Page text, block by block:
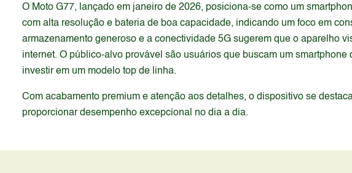
O Moto G77, lançado em janeiro de 2026, posiciona-se como um
com alta resolução e bateria de boa capacidade, indicando um foco em
armazenamento generoso e a conectividade 5G sugerem que o aparelho
internet. O público-alvo provável são usuários que buscam um
investir em um modelo top de linha.
Com acabamento premium e atenção aos detalhes, o dispositivo se
proporcionar desempenho excepcional no dia a dia.